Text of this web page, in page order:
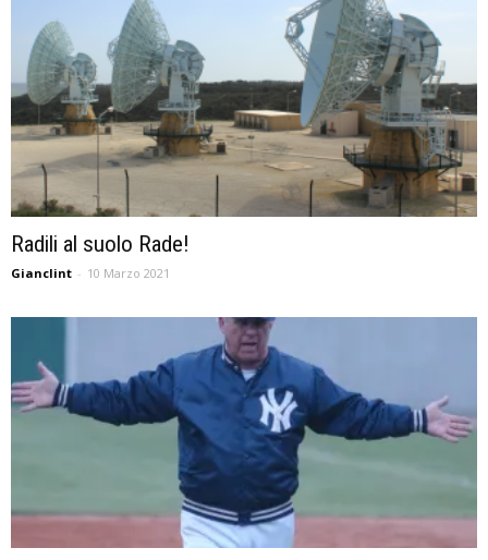
Radili al suolo Rade!
Gianclint - 10 Marzo 2021